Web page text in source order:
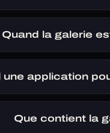
Quand la galerie
une application
Que contient la